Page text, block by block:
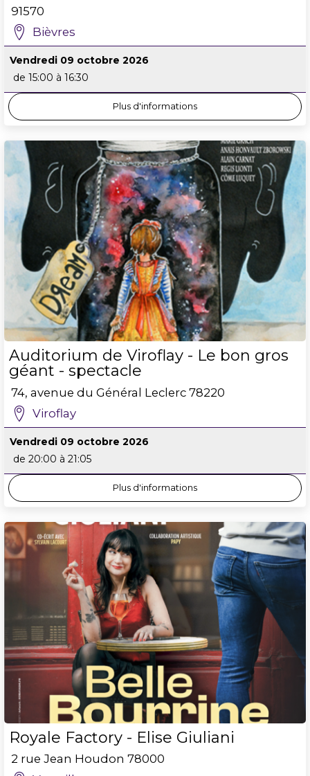
91570
Bièvres
Vendredi 09 octobre 2026
de 15:00 à 16:30
Plus d'informations
Auditorium de Viroflay - Le bon gros
géant - spectacle
74, avenue du Général Leclerc 78220
Viroflay
Vendredi 09 octobre 2026
de 20:00 à 21:05
Plus d'informations
Royale Factory - Elise Giuliani
2 rue Jean Houdon 78000